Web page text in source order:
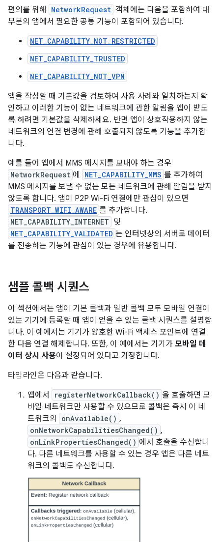
편의를 위해
NetworkRequest 객체에는 다음을 포함하여 대
부분의 앱에서 필요한 공통 기능이 포함되어 있습니다.
NET_CAPABILITY_NOT_RESTRICTED
NET_CAPABILITY_TRUSTED
NET_CAPABILITY_NOT_VPN
앱을 작성할 때 기본값을 검토하여 사용 사례와 일치하는지 확
인하고 이러한 기능이 없는 네트워크에 관한 알림을 앱이 받도
록 하려면 기본값을 삭제하세요. 반면 앱이 상호작용하지 않는
네트워크의 연결 변경에 관해 호출되지 않도록 기능을 추가합
니다.
예를 들어 앱에서 MMS 메시지를 보내야 하는 경우
NetworkRequest 에 NET_CAPABILITY_MMS 를 추가하여
MMS 메시지를 보낼 수 없는 모든 네트워크에 관해 알림을 받지
않도록 합니다. 앱이 P2P Wi-Fi 연결에만 관심이 있으면
TRANSPORT_WIFI_AWARE 를 추가합니다.
NET_CAPABILITY_INTERNET 및
NET_CAPABILITY_VALIDATED 는 인터넷상의 서버로 데이터
를 전송하는 기능에 관심이 있는 경우에 유용합니다.
샘플 콜백 시퀀스
이 섹션에서는 앱이 기본 콜백과 일반 콜백 모두 모바일 연결이
있는 기기에 등록할 때 앱이 얻을 수 있는 콜백 시퀀스를 설명합
니다. 이 예에서는 기기가 양호한 Wi-Fi 액세스 포인트에 연결
한 다음 연결 해제합니다. 또한, 이 예에서는 기기가 모바일 데
이터 상시 사용이 설정되어 있다고 가정합니다.
타임라인은 다음과 같습니다.
앱에서
registerNetworkCallback() 을 호출하면 모
바일 네트워크만 사용할 수 있으므로 콜백은 즉시 이 네
트워크의
onAvailable() ,
onNetworkCapabilitiesChanged() ,
onLinkPropertiesChanged() 에서 호출을 수신합니
다. 다른 네트워크를 사용할 수 있는 경우 앱은 다른 네트
워크의 콜백도 수신합니다.